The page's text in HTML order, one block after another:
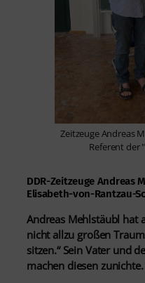
Zeitzeuge Andreas
Referent der
DDR-Zeitzeuge Andreas
Elisabeth-von-Rantzau-
Andreas Mehlstäubl hat
nicht allzu großen
sitzen.“ Sein Vater und
machen diesen zunichte.